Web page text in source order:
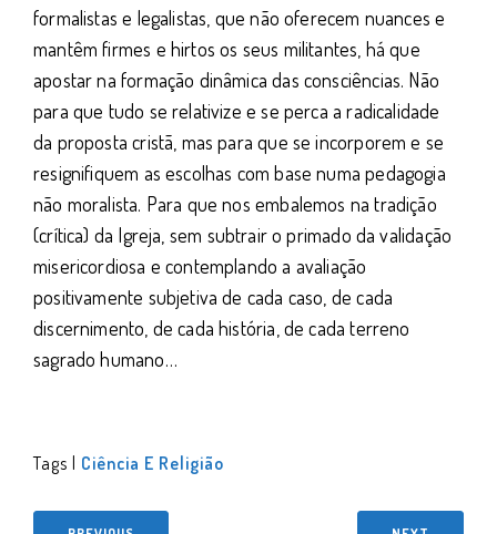
formalistas e legalistas, que não oferecem nuances e
mantêm firmes e hirtos os seus militantes, há que
apostar na formação dinâmica das consciências. Não
para que tudo se relativize e se perca a radicalidade
da proposta cristã, mas para que se incorporem e se
resignifiquem as escolhas com base numa pedagogia
não moralista. Para que nos embalemos na tradição
(crítica) da Igreja, sem subtrair o primado da validação
misericordiosa e contemplando a avaliação
positivamente subjetiva de cada caso, de cada
discernimento, de cada história, de cada terreno
sagrado humano…
Tags | Ciência E Religião